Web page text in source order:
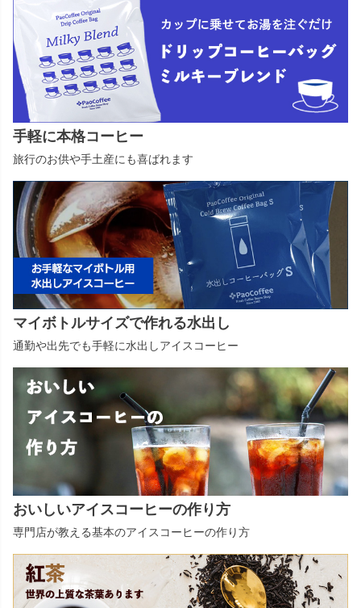
手軽に本格コーヒー
旅行のお供や手土産にも喜ばれます
マイボトルサイズで作れる水出し
通勤や出先でも手軽に水出しアイスコーヒー
おいしいアイスコーヒーの作り方
専門店が教える基本のアイスコーヒーの作り方